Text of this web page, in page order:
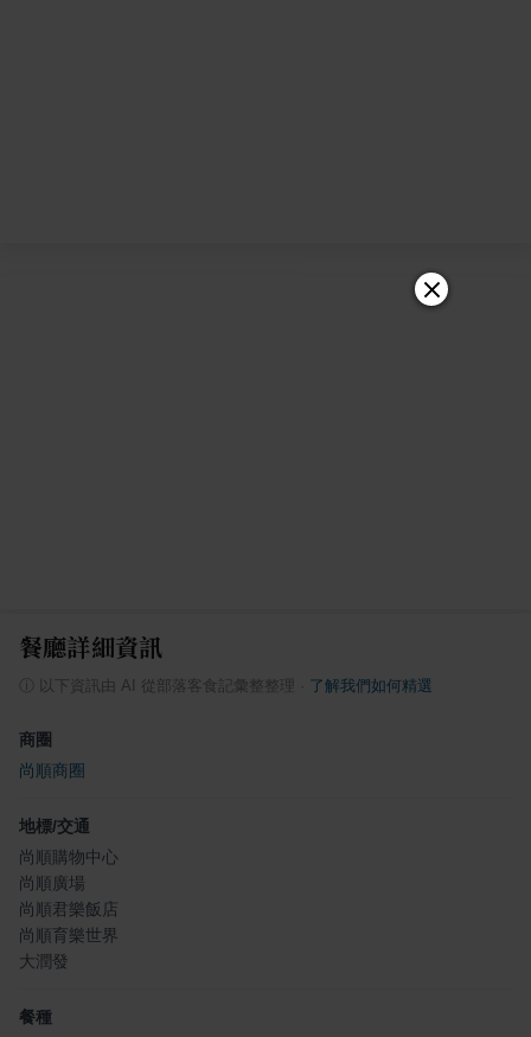
餐廳詳細資訊
以下資訊由 AI 從部落客食記彙整整理 了解我們如何精選
商圈
尚順商圈
地標/交通
尚順購物中心
尚順廣場
尚順君樂飯店
尚順育樂世界
大潤發
餐種